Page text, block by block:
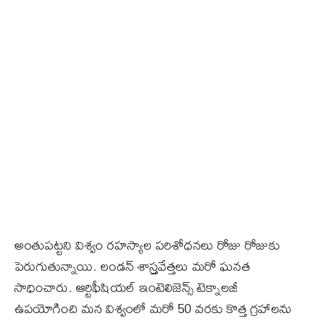
అంతుపట్టని విశ్వం రహస్యాల పరిశోధనలు రోజు రోజుకు
పెరుగుతున్నాయి. లండన్‌ శాస్ర్తవేత్తలు మరో ఘనత
సాధించారు. ఆర్టిఫీషియల్‌ ఇంటెలిజెన్స్‌ టెక్నాలజీ
ఉపయోగించి మన విశ్వంలో మరో 50 వరకు కొత్త గ్రహాలను